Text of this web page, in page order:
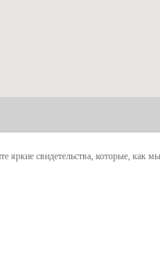
яркие свидетельства, которые, как